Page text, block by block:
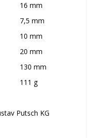
16 mm
7,5 mm
10 mm
20 mm
130 mm
111 g
Putsch KG